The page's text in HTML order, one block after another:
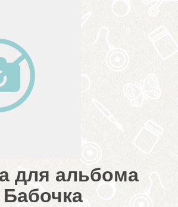
для альбома